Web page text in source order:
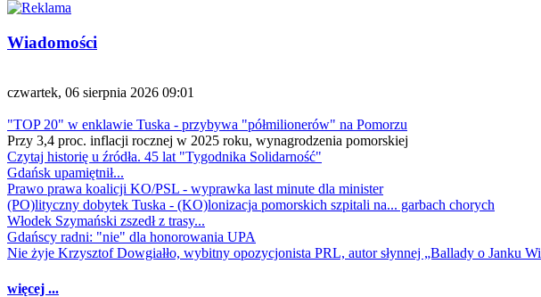
Wiadomości
czwartek, 06 sierpnia 2026 09:01
"TOP 20" w enklawie Tuska - przybywa "półmilionerów" na Pomorzu
Przy 3,4 proc. inflacji rocznej w 2025 roku, wynagrodzenia pomorskiej
Czytaj historię u źródła. 45 lat "Tygodnika Solidarność"
Gdańsk upamiętnił...
Prawo prawa koalicji KO/PSL - wyprawka last minute dla minister
(PO)lityczny dobytek Tuska - (KO)lonizacja pomorskich szpitali na... garbach chorych
Włodek Szymański zszedł z trasy...
Gdańscy radni: "nie" dla honorowania UPA
Nie żyje Krzysztof Dowgiałło, wybitny opozycjonista PRL, autor słynnej „Ballady o Janku
więcej ...